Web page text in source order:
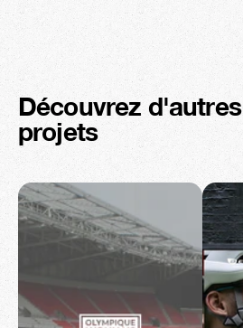
Découvrez d'autres
projets